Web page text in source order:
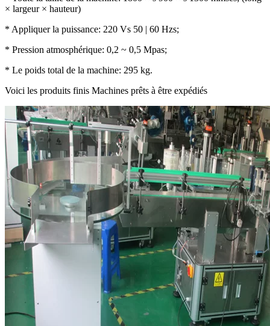
× largeur × hauteur)
* Appliquer la puissance: 220 Vs 50 | 60 Hzs;
* Pression atmosphérique: 0,2 ~ 0,5 Mpas;
* Le poids total de la machine: 295 kg.
Voici les produits finis Machines prêts à être expédiés